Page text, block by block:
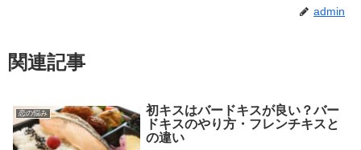
admin
関連記事
恋の悩み
初キスはバードキスが良い？バー
ドキスのやり方・フレンチキスと
の違い